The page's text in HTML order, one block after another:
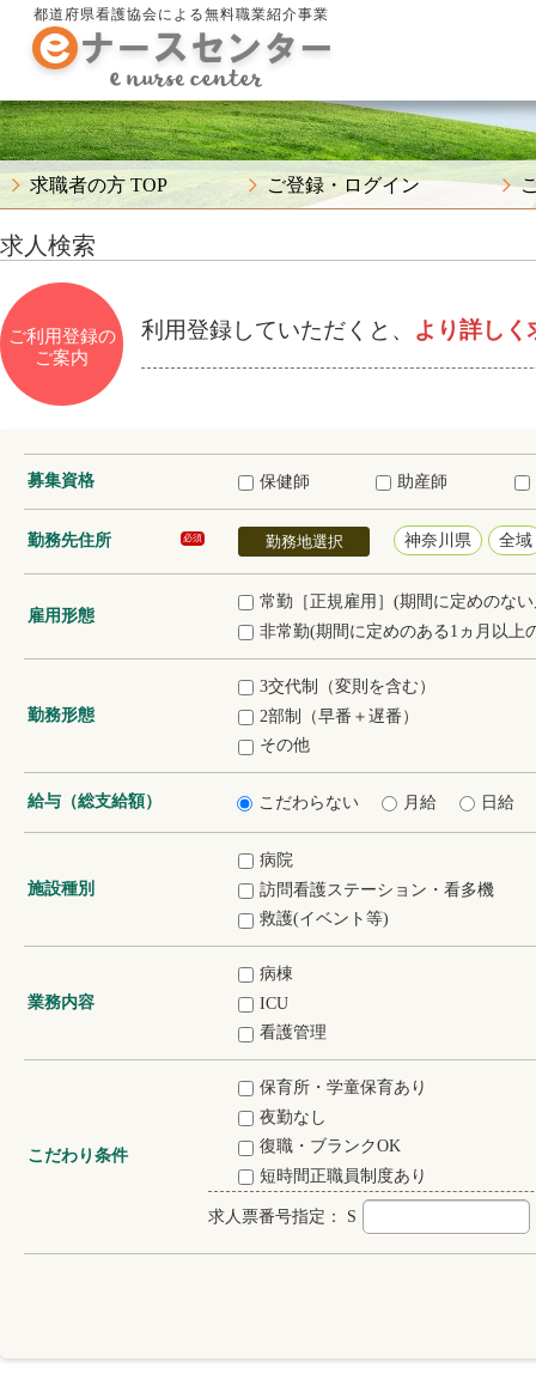
都道府県看護協会による無料職業紹介事業
求職者の方 TOP ご登録・ログイン
求人検索
ご利用登録の
ご案内
利用登録していただくと、 より詳しく
募集資格 保健師 助産師
勤務先住所 必須 勤務地選択 神奈川県 全域
雇用形態
常勤［正規雇用］(期間に定めのな
非常勤(期間に定めのある1ヵ月以上
勤務形態
3交代制（変則を含む）
2部制（早番＋遅番）
その他
給与（総支給額） こだわらない 月給 日給
施設種別
病院
訪問看護ステーション・看多機
救護(イベント等)
業務内容
病棟
ICU
看護管理
こだわり条件
保育所・学童保育あり
夜勤なし
復職・ブランクOK
短時間正職員制度あり
求人票番号指定： S